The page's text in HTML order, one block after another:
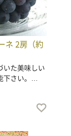
ネ 2房（約
いた美味しい
下さい。…